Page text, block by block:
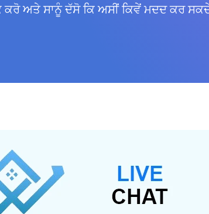
ਅਤੇ ਸਾਨੂੰ ਦੱਸੋ ਕਿ ਅਸੀਂ ਕਿਵੇਂ ਮਦਦ ਕਰ